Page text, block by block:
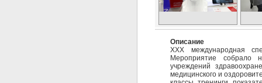
Описание
ХХХ международная
Мероприятие собрало
учреждений
медицинского и